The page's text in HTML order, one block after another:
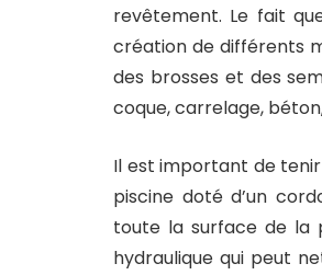
revêtement. Le fait
création de différents
des brosses et des
coque, carrelage,
Il est important de
piscine doté d’un
toute la surface de la
hydraulique qui peut